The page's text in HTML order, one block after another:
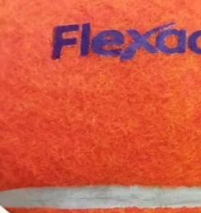
à partir de